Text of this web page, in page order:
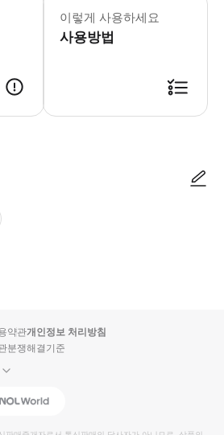
이렇게 사용하세요
사용방법
약관개인정보 처리방침
분쟁해결기준
Interpark Global